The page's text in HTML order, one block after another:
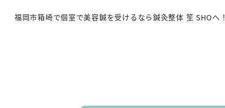
福岡市箱崎で個室で美容鍼を受けるなら鍼灸整体 笙 SHOへ！